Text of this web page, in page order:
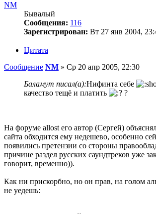
NM
Бывалый
Сообщения: 116
Зарегистрирован: Вт 27 янв 2004,
Цитата
Сообщение NM » Ср 20 апр 2005, 22:30
Баламут писал(а):Нифинта себе
качество тещё и платить
?
На форуме allost его автор (Сергей)
сайта обходится ему недешево, особенно
появились претензии со стороны
причине раздел русских саундтреков уже
говорит, временно)).
Как ни прискорбно, но он прав, на голом
не уедешь: